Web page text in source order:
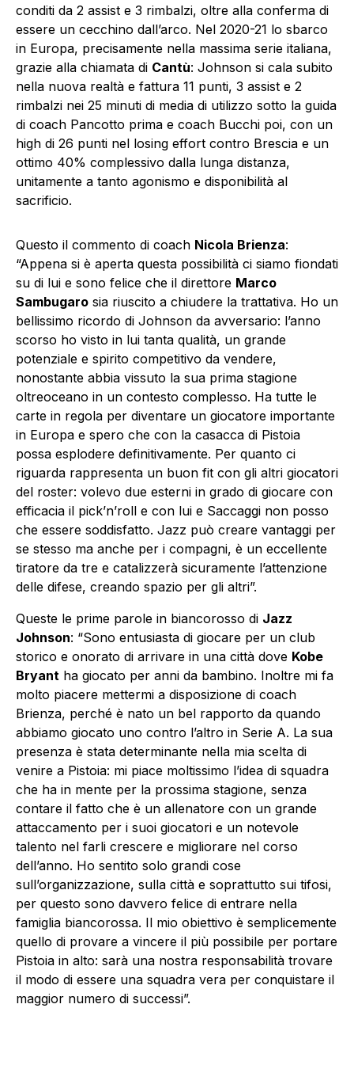
conditi da 2 assist e 3 rimbalzi, oltre alla conferma di
essere un cecchino dall’arco. Nel 2020-21 lo sbarco
in Europa, precisamente nella massima serie italiana,
grazie alla chiamata di Cantù: Johnson si cala subito
nella nuova realtà e fattura 11 punti, 3 assist e 2
rimbalzi nei 25 minuti di media di utilizzo sotto la guida
di coach Pancotto prima e coach Bucchi poi, con un
high di 26 punti nel losing effort contro Brescia e un
ottimo 40% complessivo dalla lunga distanza,
unitamente a tanto agonismo e disponibilità al
sacrificio.
Questo il commento di coach Nicola Brienza:
“Appena si è aperta questa possibilità ci siamo fiondati
su di lui e sono felice che il direttore Marco
Sambugaro sia riuscito a chiudere la trattativa. Ho un
bellissimo ricordo di Johnson da avversario: l’anno
scorso ho visto in lui tanta qualità, un grande
potenziale e spirito competitivo da vendere,
nonostante abbia vissuto la sua prima stagione
oltreoceano in un contesto complesso. Ha tutte le
carte in regola per diventare un giocatore importante
in Europa e spero che con la casacca di Pistoia
possa esplodere definitivamente. Per quanto ci
riguarda rappresenta un buon fit con gli altri giocatori
del roster: volevo due esterni in grado di giocare con
efficacia il pick’n’roll e con lui e Saccaggi non posso
che essere soddisfatto. Jazz può creare vantaggi per
se stesso ma anche per i compagni, è un eccellente
tiratore da tre e catalizzerà sicuramente l’attenzione
delle difese, creando spazio per gli altri”.
Queste le prime parole in biancorosso di Jazz
Johnson: “Sono entusiasta di giocare per un club
storico e onorato di arrivare in una città dove Kobe
Bryant ha giocato per anni da bambino. Inoltre mi fa
molto piacere mettermi a disposizione di coach
Brienza, perché è nato un bel rapporto da quando
abbiamo giocato uno contro l’altro in Serie A. La sua
presenza è stata determinante nella mia scelta di
venire a Pistoia: mi piace moltissimo l’idea di squadra
che ha in mente per la prossima stagione, senza
contare il fatto che è un allenatore con un grande
attaccamento per i suoi giocatori e un notevole
talento nel farli crescere e migliorare nel corso
dell’anno. Ho sentito solo grandi cose
sull’organizzazione, sulla città e soprattutto sui tifosi,
per questo sono davvero felice di entrare nella
famiglia biancorossa. Il mio obiettivo è semplicemente
quello di provare a vincere il più possibile per portare
Pistoia in alto: sarà una nostra responsabilità trovare
il modo di essere una squadra vera per conquistare il
maggior numero di successi”.